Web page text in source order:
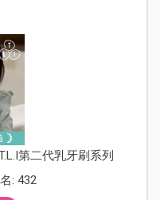
第二代乳牙刷系列
: 432